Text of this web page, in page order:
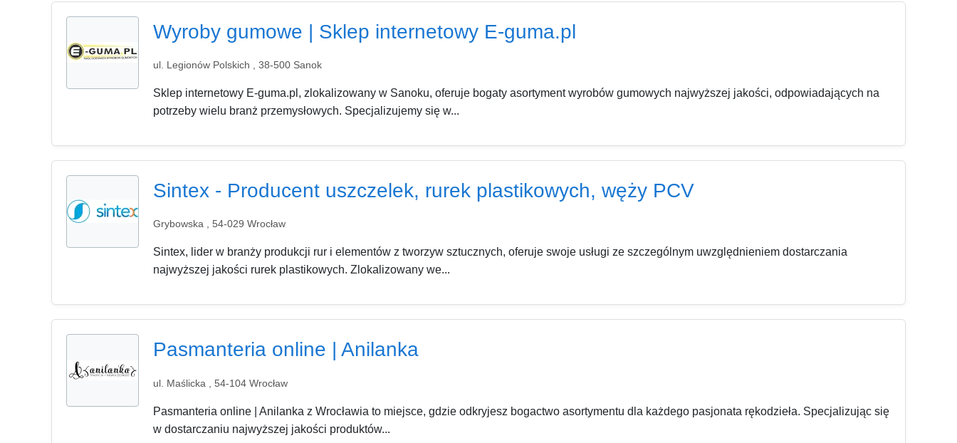
Wyroby gumowe | Sklep internetowy E-guma.pl
ul. Legionów Polskich , 38-500 Sanok
Sklep internetowy E-guma.pl, zlokalizowany w Sanoku, oferuje bogaty asortyment wyrobów gumowych najwyższej jakości, odpowiadających na
potrzeby wielu branż przemysłowych. Specjalizujemy się w...
Sintex - Producent uszczelek, rurek plastikowych, węży PCV
Grybowska , 54-029 Wrocław
Sintex, lider w branży produkcji rur i elementów z tworzyw sztucznych, oferuje swoje usługi ze szczególnym uwzględnieniem dostarczania
najwyższej jakości rurek plastikowych. Zlokalizowany we...
Pasmanteria online | Anilanka
ul. Maślicka , 54-104 Wrocław
Pasmanteria online | Anilanka z Wrocławia to miejsce, gdzie odkryjesz bogactwo asortymentu dla każdego pasjonata rękodzieła. Specjalizując się
w dostarczaniu najwyższej jakości produktów...